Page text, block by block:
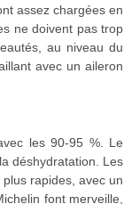
assez chargées en
ne doivent pas trop
au niveau du
avec un aileron
les 90-95 %. Le
déshydratation. Les
rapides, avec un
font merveille,